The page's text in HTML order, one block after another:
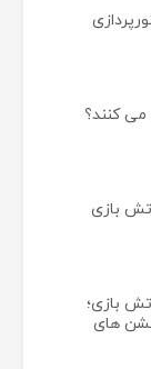
می کنند؟
بازی
بازی؛
های